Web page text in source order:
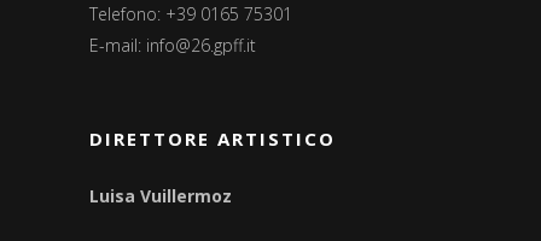
Telefono: +39 0165 75301
E-mail: info@26.gpff.it
DIRETTORE ARTISTICO
Luisa Vuillermoz